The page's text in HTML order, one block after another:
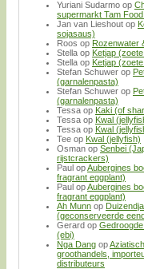
Yuriani Sudarmo op
supermarkt Tam
Jan van Lieshout op
sojasaus)
Roos op Rozenwater
Stella op Ketjap
Stella op Ketjap
Stefan Schuwer op
(garnalenpasta)
Stefan Schuwer op
(garnalenpasta)
Tessa op Kaki (of
Tessa op Kwal
Tessa op Kwal
Tee op Kwal (jellyfish)
Osman op Senbei
rijstcrackers)
Paul opAubergines
fragrant eggplant)
Paul opAubergines
fragrant eggplant)
Ah Munn op
(geconserveerde
Gerard op
(ebi)
Nga Dang op
groothandels,
distributeurs